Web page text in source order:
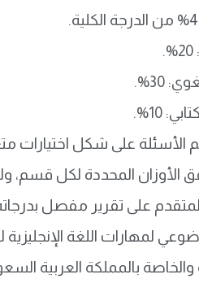
30%.
10%.
الأسئلة على شكل اختيارات
الأوزان المحددة لكل قسم،
على تقرير مفصل بدرجاته
لمهارات اللغة
والخاصة بالمملكة العربية